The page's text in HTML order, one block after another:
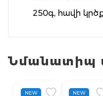
250գ, հավի
Նմանատիպ
NEW NEW